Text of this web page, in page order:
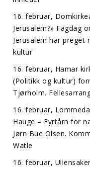
16. februar,
Jerusalem?» Fagdag
Jerusalem har
kultur
16. februar, Hamar
(Politikk og kultur)
Tjørholm.
16. februar,
Hauge – Fyrtårn for
Jørn Bue Olsen.
Watle
16. februar,